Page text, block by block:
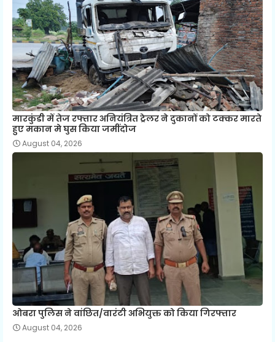
मारकुंडी में तेज रफ्तार अनियंत्रित ट्रेलर ने दुकानों को टक्कर मारते
हुए मकान मे घुस किया जमींदोज
August 04, 2026
ओबरा पुलिस ने वांछित/वारंटी अभियुक्त को किया गिरफ्तार
August 04, 2026